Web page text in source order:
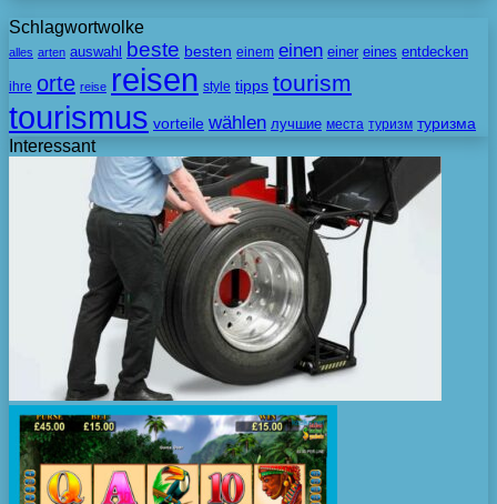
Schlagwortwolke
alles arten auswahl beste besten einem einen einer eines entdecken
ihre orte reise reisen style tipps tourism
tourismus vorteile wählen лучшие места туризм туризма
Interessant